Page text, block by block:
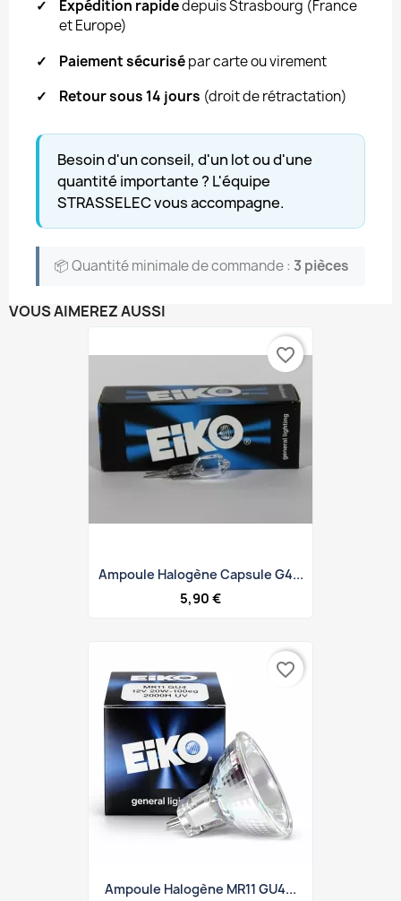
✓ Expédition rapidedepuis Strasbourg (France
et Europe)
✓
Paiement sécurisépar carte ou virement
✓
Retour sous 14 jours (droit de rétractation)
Besoin d'un conseil, d'un lot ou d'une
quantité importante ? L'équipe
STRASSELEC vous accompagne.
📦 Quantité minimale de commande : 3 pièces
VOUS AIMEREZ AUSSI
Ampoule Halogène Capsule G4...
5,90 €
favorite_border
Ampoule Halogène MR11 GU4...
favorite_border